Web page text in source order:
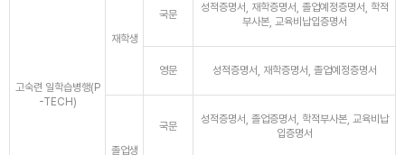
고숙련 일학습병행(P
-TECH)
재학생
국문
성적증명서, 재학증명서, 졸업예정증명서, 학적
부사본, 교육비납입증명서
영문 성적증명서, 재학증명서, 졸업예정증명서
졸업생
국문
성적증명서, 졸업증명서, 학적부사본, 교육비납
입증명서